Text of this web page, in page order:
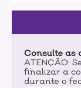
Consulte as
ATENÇÃO:
finalizar a
durante o